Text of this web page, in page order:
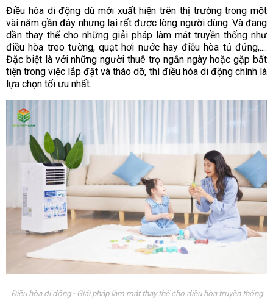
Điều hòa di động dù mới xuất hiện trên thị trường trong một
vài năm gần đây nhưng lại rất được lòng người dùng. Và đang
dần thay thế cho những giải pháp làm mát truyền thống như
điều hòa treo tường, quạt hơi nước hay điều hòa tủ đứng,....
Đặc biệt là với những người thuê trọ ngắn ngày hoặc gặp bất
tiện trong việc lắp đặt và tháo dỡ, thì điều hòa di động chính là
lựa chọn tối ưu nhất.
Điều hòa di động - Giải pháp làm mát thay thế cho điều hòa truyền thống